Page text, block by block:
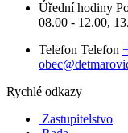
Úřední hodiny
08.00 - 12.00,
Telefon Telefon
Rychlé odkazy
Zastupitelstvo